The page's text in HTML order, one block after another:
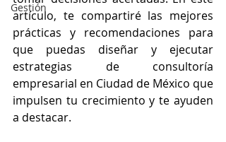
Gestión
artículo, te compartiré las mejores
prácticas y recomendaciones para
que puedas diseñar y ejecutar
estrategias de consultoría
empresarial en Ciudad de México que
impulsen tu crecimiento y te ayuden
a destacar.